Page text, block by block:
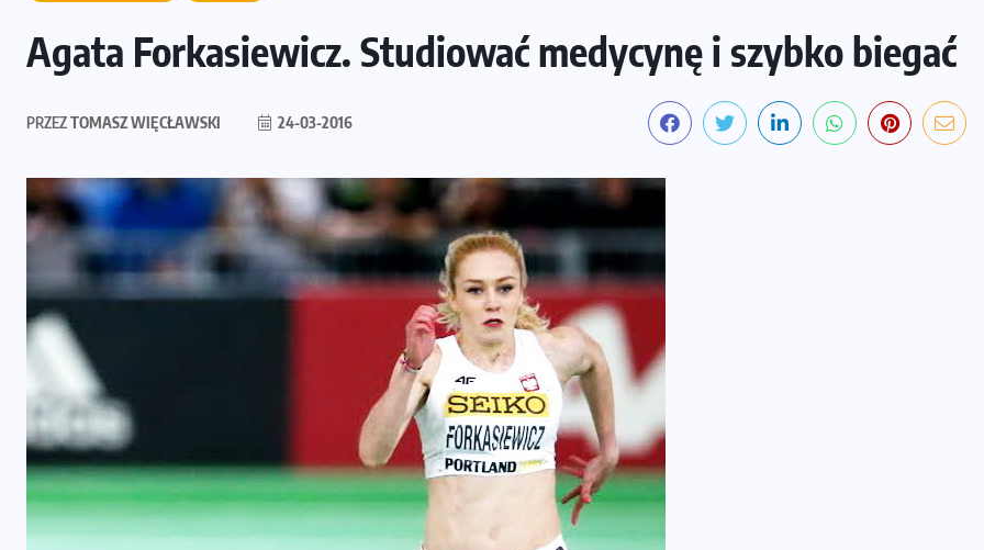
Agata Forkasiewicz. Studiować medycynę i szybko biegać
PRZEZTOMASZ WIĘCŁAWSKI 24-03-2016